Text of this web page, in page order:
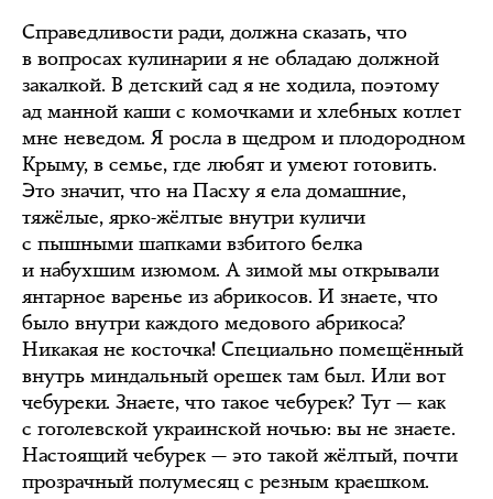
Справедливости ради, должна сказать, что
в вопросах кулинарии я не обладаю должной
закалкой. В детский сад я не ходила, поэтому
ад манной каши с комочками и хлебных котлет
мне неведом. Я росла в щедром и плодородном
Крыму, в семье, где любят и умеют готовить.
Это значит, что на Пасху я ела домашние,
тяжёлые, ярко-жёлтые внутри куличи
с пышными шапками взбитого белка
и набухшим изюмом. А зимой мы открывали
янтарное варенье из абрикосов. И знаете, что
было внутри каждого медового абрикоса?
Никакая не косточка! Специально помещённый
внутрь миндальный орешек там был. Или вот
чебуреки. Знаете, что такое чебурек? Тут — как
с гоголевской украинской ночью: вы не знаете.
Настоящий чебурек — это такой жёлтый, почти
прозрачный полумесяц с резным краешком.